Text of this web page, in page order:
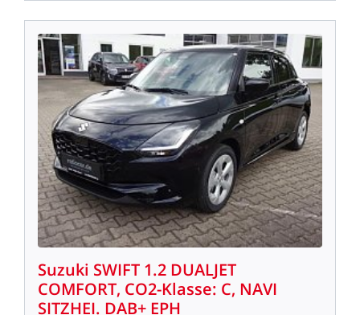
Suzuki SWIFT 1.2 DUALJET
COMFORT, CO2-Klasse: C, NAVI
SITZHEI. DAB+ EPH